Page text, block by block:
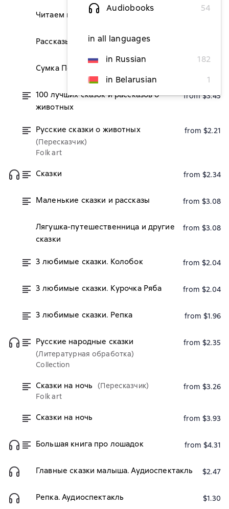
Audiobooks
54
in all languages
in Russian
182
in Belarusian
1
Читаем малышу в 1 год
Рассказы и сказки
Сумка Почтальона
100 лучших сказок и рассказов о
животных
from $3.45
Русские сказки о животных
(Пересказчик)
Folk art
from $2.21
Сказки from $2.34
Маленькие сказки и рассказы from $3.08
Лягушка-путешественница и другие
сказки
from $3.08
3 любимые сказки. Колобок from $2.04
3 любимые сказки. Курочка Ряба from $2.04
3 любимые сказки. Репка from $1.96
Русские народные сказки
(Литературная обработка)
Collection
from $2.35
Сказки на ночь
(Пересказчик)
Folk art
from $3.26
Сказки на ночь from $3.93
Большая книга про лошадок from $4.31
Главные сказки малыша. Аудиоспектакль $2.47
Репка. Аудиоспектакль $1.30